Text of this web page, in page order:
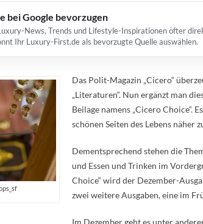
bei Google bevorzugen
News, Trends und Lifestyle-Inspirationen öfter
Ihr Luxury-First.de als bevorzugte Quelle auswählen.
Das Polit-Magazin „Cicero“
„Literaturen“. Nun ergänzt man
Beilage namens „Cicero Choice“.
schönen Seiten des Lebens näher
Dementsprechend stehen die
und Essen und Trinken im
Choice“ wird der Dezember-
zwei weitere Ausgaben, eine im
Im Dezember geht es unter